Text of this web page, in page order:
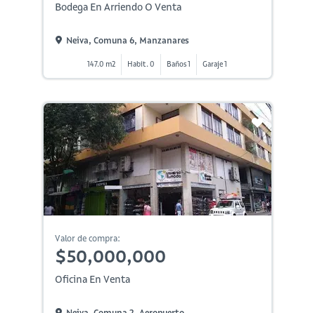
Bodega En Arriendo O Venta
Neiva, Comuna 6, Manzanares
147.0 m2 Habit. 0 Baños 1 Garaje 1
Valor de compra:
$50,000,000
Oficina En Venta